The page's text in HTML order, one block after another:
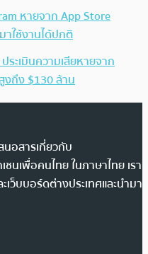
หายจาก App Store
ใช้งานได้ปกติ
ระเมินความเสียหายจาก
งถึง $130 ล้าน
นอสารเกี่ยวกับ
นเพื่อคนไทย ในภาษาไทย เรา
ว็บบอร์ดต่างประเทศและนำมา